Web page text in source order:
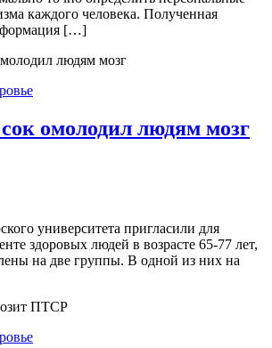
каждого человека. Полученная
[…]
омолодил людям мозг
университета пригласили для
здоровых людей в возрасте 65-77 лет,
на две группы. В одной из них на